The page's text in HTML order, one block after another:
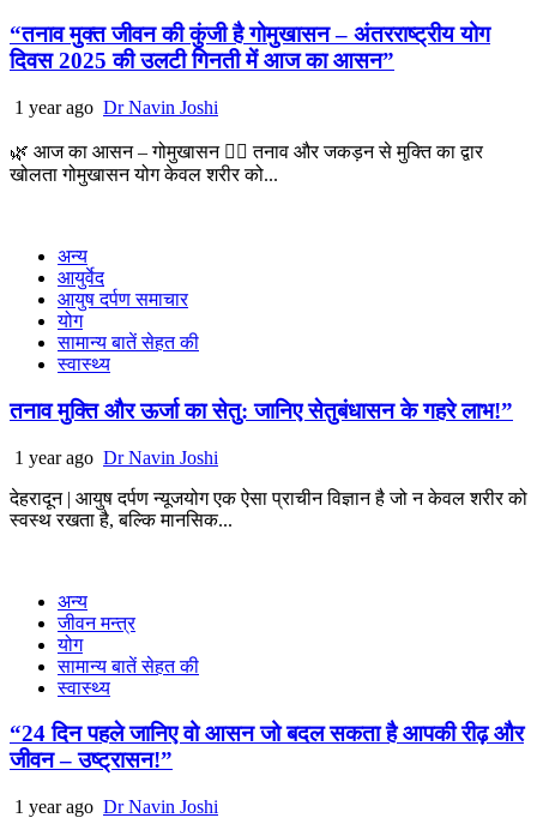
“तनाव मुक्त जीवन की कुंजी है गोमुखासन – अंतरराष्ट्रीय योग
दिवस 2025 की उलटी गिनती में आज का आसन”
1 year ago Dr Navin Joshi
🌿 आज का आसन – गोमुखासन 🧘‍♂️ तनाव और जकड़न से मुक्ति का द्वार
खोलता गोमुखासन योग केवल शरीर को...
अन्य
आयुर्वेद
आयुष दर्पण समाचार
योग
सामान्य बातें सेहत की
स्वास्थ्य
तनाव मुक्ति और ऊर्जा का सेतु: जानिए सेतुबंधासन के गहरे लाभ!”
1 year ago Dr Navin Joshi
देहरादून | आयुष दर्पण न्यूजयोग एक ऐसा प्राचीन विज्ञान है जो न केवल शरीर को
स्वस्थ रखता है, बल्कि मानसिक...
अन्य
जीवन मन्त्र
योग
सामान्य बातें सेहत की
स्वास्थ्य
“24 दिन पहले जानिए वो आसन जो बदल सकता है आपकी रीढ़ और
जीवन – उष्ट्रासन!”
1 year ago Dr Navin Joshi